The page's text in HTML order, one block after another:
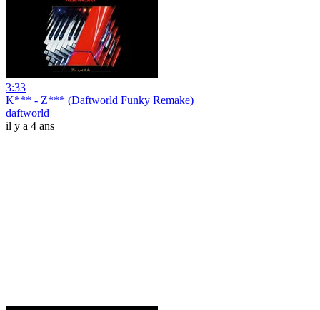
3:33
K*** - Z*** (Daftworld Funky Remake)
daftworld
il y a 4 ans